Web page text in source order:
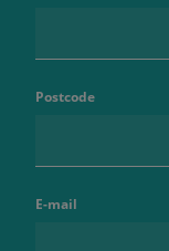
Postcode
E-mail